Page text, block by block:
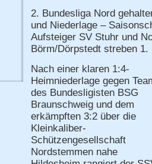
2. Bundesliga Nord
und Niederlage –
Aufsteiger SV Stuhr und
Börm/Dörpstedt streben 1.
Nach einer klaren 1:4-
Heimniederlage gegen
des Bundesligisten BSG
Braunschweig und dem
erkämpften 3:2 über die
Kleinkaliber-
Schützengesellschaft
Nordstemmen nahe